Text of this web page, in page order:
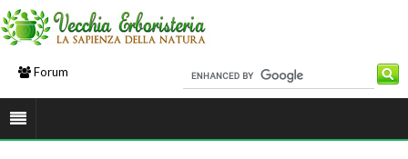
Forum